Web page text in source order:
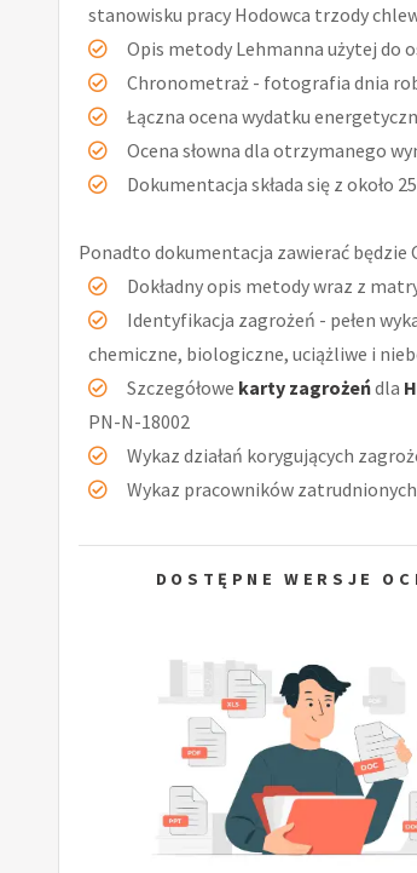
stanowisku pracy Hodowca trzody
Opis metody Lehmanna użytej do
Chronometraż - fotografia dnia
Łączna ocena wydatku
Ocena słowna dla otrzymanego
Dokumentacja składa się z około
Ponadto dokumentacja zawierać będzie
Dokładny opis metody wraz z
Identyfikacja zagrożeń - pełen
chemiczne, biologiczne, uciążliwe i
Szczegółowe karty zagrożeńdla
PN-N-18002
Wykaz działań korygujących
Wykaz pracowników
DOSTĘPNE WERSJE